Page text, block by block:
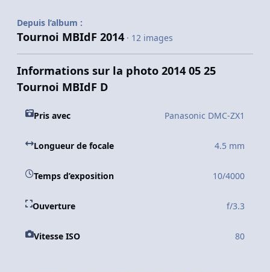
Depuis l’album :
Tournoi MBIdF 2014 · 12 images
Informations sur la photo 2014 05 25
Tournoi MBIdF D
Pris avec Panasonic DMC-ZX1
Longueur de focale 4.5 mm
Temps d’exposition 10/4000
Ouverture f/3.3
Vitesse ISO 80